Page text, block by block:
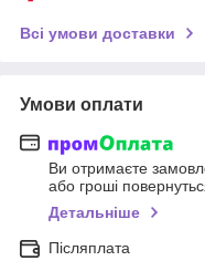
Всі умови доставки
Умови оплати
Ви отримаєте
або гроші
Детальніше
Післяплата